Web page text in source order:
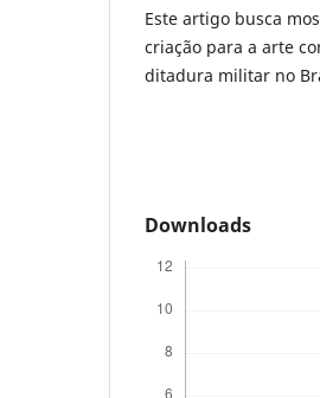
Este artigo busca
criação para a arte
ditadura militar no
Downloads